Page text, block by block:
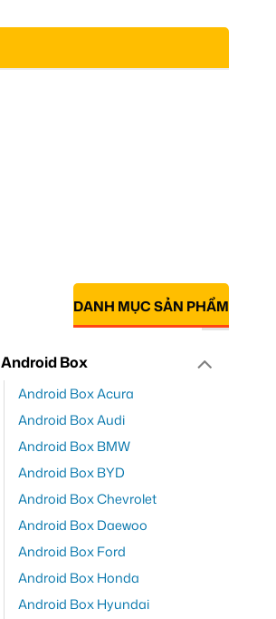
DANH MỤC SẢN PHẨM
Android Box
Android Box Acura
Android Box Audi
Android Box BMW
Android Box BYD
Android Box Chevrolet
Android Box Daewoo
Android Box Ford
Android Box Honda
Android Box Hyundai